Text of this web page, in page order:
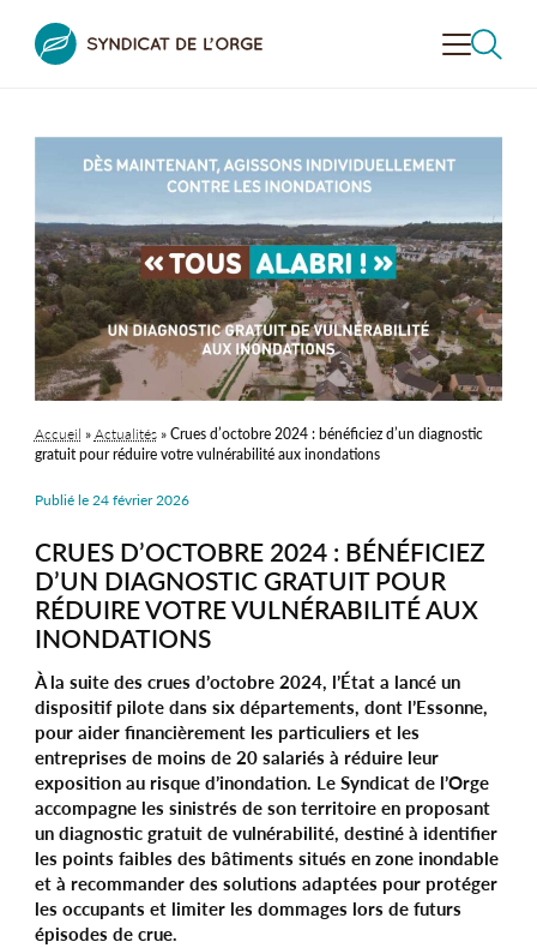
VALORISERLA VALLÉE
L'ASSAINISSEMENT
PRÉVENIR LE RISQUEINONDATION
DÉCOUVRIRLA VALLÉE
SENSIBILISERÀ L’ENVIRONNEMENT
LE SYNDICATDE L’ORGE
RECHERCHER
Accueil »Actualités»Crues d’octobre 2024 : bénéficiez d’un diagnostic
gratuit pour réduire votre vulnérabilité aux inondations
Publié le24 février 2026
CRUES D’OCTOBRE 2024 : BÉNÉFICIEZ
D’UN DIAGNOSTIC GRATUIT POUR
RÉDUIRE VOTRE VULNÉRABILITÉ AUX
INONDATIONS
À la suite des crues d’octobre 2024, l’État a lancé un
dispositif pilote dans six départements, dont l’Essonne,
pour aider financièrement les particuliers et les
entreprises de moins de 20 salariés à réduire leur
exposition au risque d’inondation. Le Syndicat de l’Orge
accompagne les sinistrés de son territoire en proposant
un diagnostic gratuit de vulnérabilité, destiné à identifier
les points faibles des bâtiments situés en zone inondable
et à recommander des solutions adaptées pour protéger
les occupants et limiter les dommages lors de futurs
épisodes de crue.